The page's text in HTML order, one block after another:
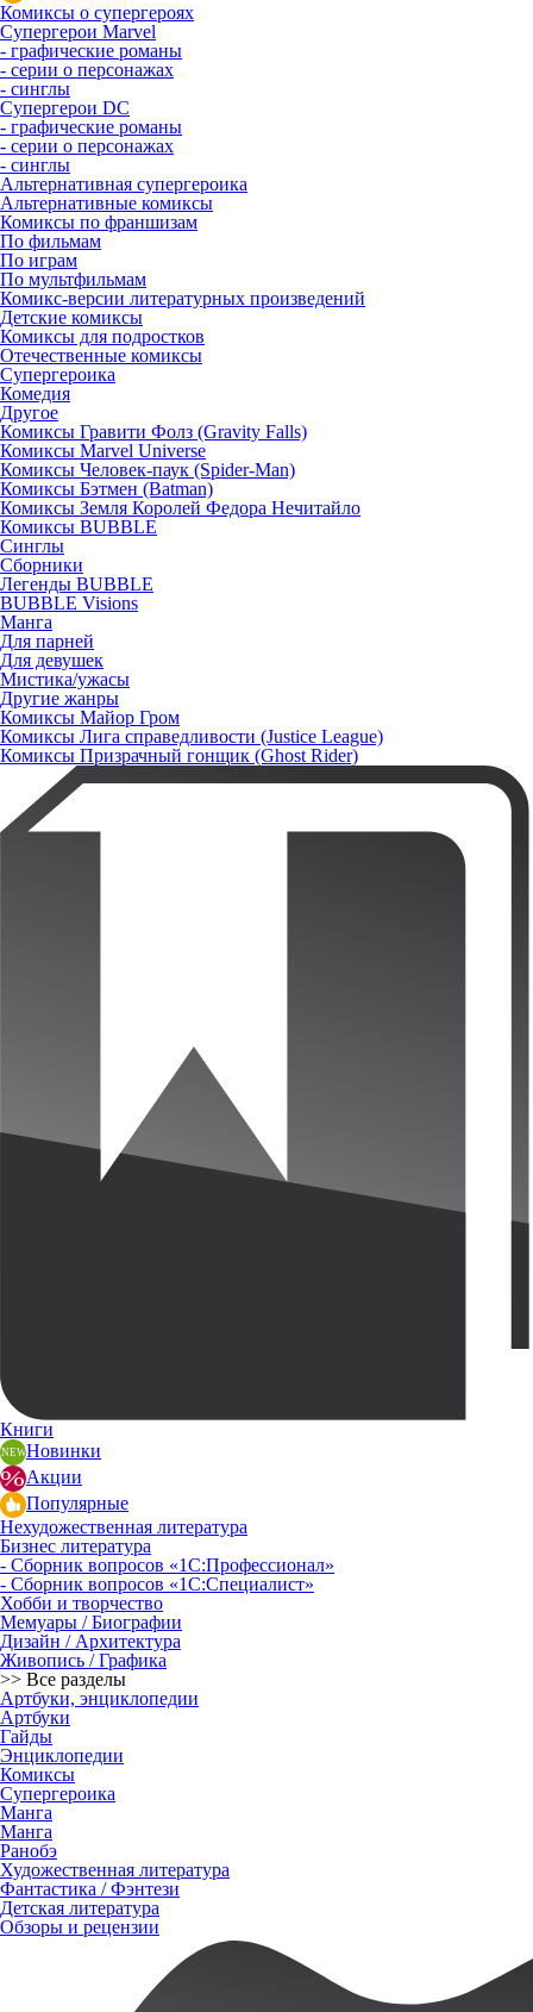
Комиксы о супергероях
Супергерои Marvel
- графические романы
- серии о персонажах
- синглы
Супергерои DC
- графические романы
- серии о персонажах
- синглы
Альтернативная супергероика
Альтернативные комиксы
Комиксы по франшизам
По фильмам
По играм
По мультфильмам
Комикс-версии литературных произведений
Детские комиксы
Комиксы для подростков
Отечественные комиксы
Супергероика
Комедия
Другое
Комиксы Гравити Фолз (Gravity Falls)
Комиксы Marvel Universe
Комиксы Человек-паук (Spider-Man)
Комиксы Бэтмен (Batman)
Комиксы Земля Королей Федора Нечитайло
Комиксы BUBBLE
Синглы
Сборники
Легенды BUBBLE
BUBBLE Visions
Манга
Для парней
Для девушек
Мистика/ужасы
Другие жанры
Комиксы Майор Гром
Комиксы Лига справедливости (Justice League)
Комиксы Призрачный гонщик (Ghost Rider)
Книги
Новинки
Акции
Популярные
Нехудожественная литература
Бизнес литература
- Сборник вопросов «1С:Профессионал»
- Сборник вопросов «1С:Специалист»
Хобби и творчество
Мемуары / Биографии
Дизайн / Архитектура
Живопись / Графика
>> Все разделы
Артбуки, энциклопедии
Артбуки
Гайды
Энциклопедии
Комиксы
Супергероика
Манга
Манга
Ранобэ
Художественная литература
Фантастика / Фэнтези
Детская литература
Обзоры и рецензии